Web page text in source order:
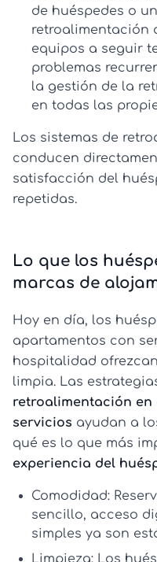
de huéspedes o un
retroalimentación
equipos a seguir
problemas
la gestión de la
en todas las
Los sistemas de
conducen
satisfacción del
repetidas.
Lo que los
marcas de
Hoy en día, los
apartamentos con
hospitalidad
limpia. Las
retroalimentación
servicios ayudan a
qué es lo que más
experiencia del
Comodidad:
sencillo, acceso
simples ya son
Limpieza: Los